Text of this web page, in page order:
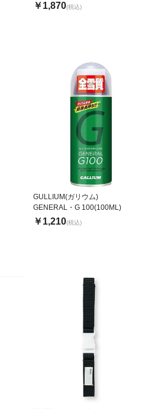
￥1,870(税込)
GULLIUM(ガリウム)
GENERAL・G 100(100ML)
￥1,210(税込)